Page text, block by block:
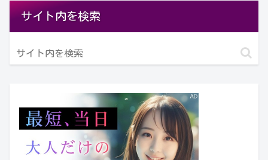
サイト内を検索